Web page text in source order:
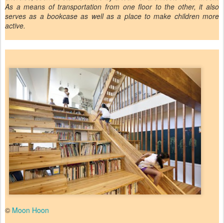
As a means of transportation from one floor to the other, it also
serves as a bookcase as well as a place to make children more
active.
© Moon Hoon